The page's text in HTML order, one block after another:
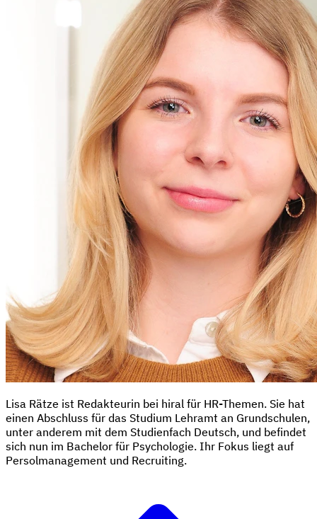
Lisa Rätze ist Redakteurin bei hiral für HR-Themen. Sie hat
einen Abschluss für das Studium Lehramt an Grundschulen,
unter anderem mit dem Studienfach Deutsch, und befindet
sich nun im Bachelor für Psychologie. Ihr Fokus liegt auf
Persolmanagement und Recruiting.